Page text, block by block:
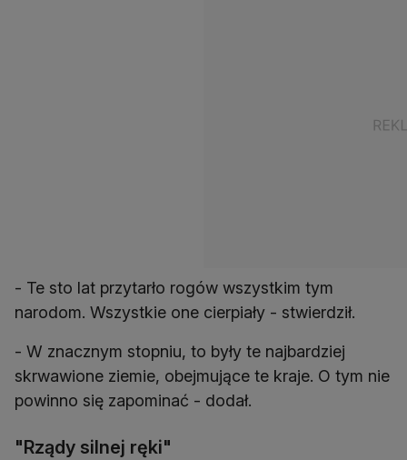
- Te sto lat przytarło rogów wszystkim tym
narodom. Wszystkie one cierpiały - stwierdził.
- W znacznym stopniu, to były te najbardziej
skrwawione ziemie, obejmujące te kraje. O tym nie
powinno się zapominać - dodał.
"Rządy silnej ręki"